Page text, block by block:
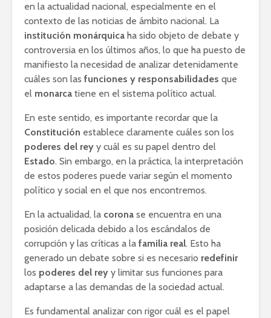
en la actualidad nacional, especialmente en el
contexto de las noticias de ámbito nacional. La
institución monárquica ha sido objeto de debate y
controversia en los últimos años, lo que ha puesto de
manifiesto la necesidad de analizar detenidamente
cuáles son las funciones y responsabilidades que
el monarca tiene en el sistema político actual.
En este sentido, es importante recordar que la
Constitución establece claramente cuáles son los
poderes del rey y cuál es su papel dentro del
Estado. Sin embargo, en la práctica, la interpretación
de estos poderes puede variar según el momento
político y social en el que nos encontremos.
En la actualidad, la corona se encuentra en una
posición delicada debido a los escándalos de
corrupción y las críticas a la familia real. Esto ha
generado un debate sobre si es necesario redefinir
los poderes del rey y limitar sus funciones para
adaptarse a las demandas de la sociedad actual.
Es fundamental analizar con rigor cuál es el papel